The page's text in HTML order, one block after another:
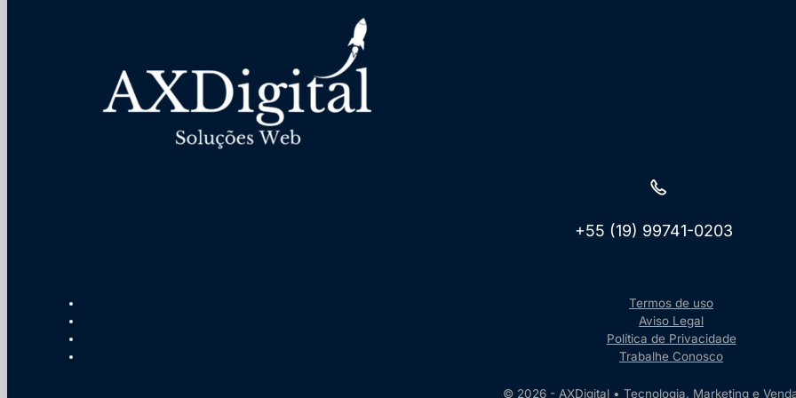
+55 (19) 99741-0203
Termos de uso
Aviso Legal
Política de Privacidade
Trabalhe Conosco
© 2026 - AXDigital • Tecnologia, Marketing e